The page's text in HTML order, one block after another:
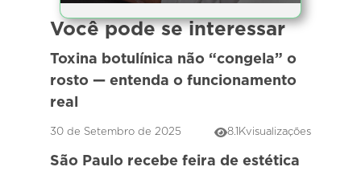
Você pode se interessar
Toxina botulínica não “congela” o
rosto — entenda o funcionamento
real
30 de Setembro de 2025 8.1Kvisualizações
São Paulo recebe feira de estética